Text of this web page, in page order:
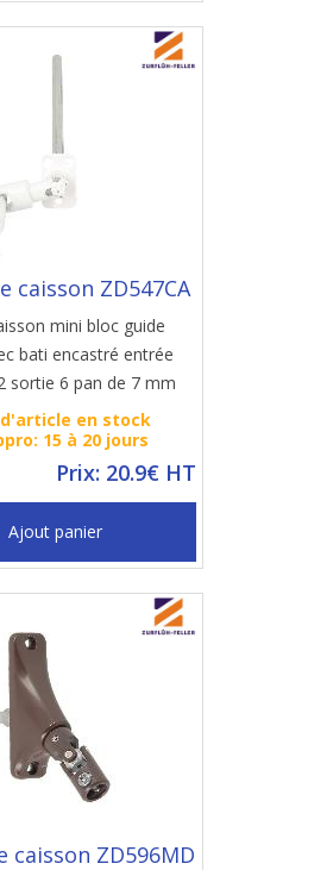
caisson ZD547CA
mini bloc guide
bati encastré entrée
sortie 6 pan de 7 mm
d'article en stock
15 à 20 jours
Prix: 20.9€ HT
Ajout panier
caisson ZD596MD